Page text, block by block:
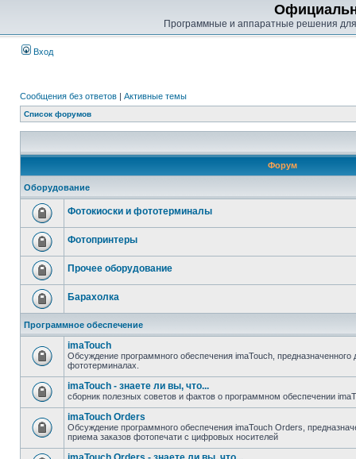
Программные и аппаратные решения
Вход
Сообщения без ответов | Активные темы
Список форумов
Форум
Оборудование
Фотокиоски и фототерминалы
Фотопринтеры
Прочее оборудование
Барахолка
Программное обеспечение
imaTouch
Обсуждение программного обеспечения imaTouch, предназначенного
фототерминалах.
imaTouch - знаете ли вы, что...
сборник полезных советов и фактов о программном обеспечении
imaTouch Orders
Обсуждение программного обеспечения imaTouch Orders,
приема заказов фотопечати с цифровых носителей